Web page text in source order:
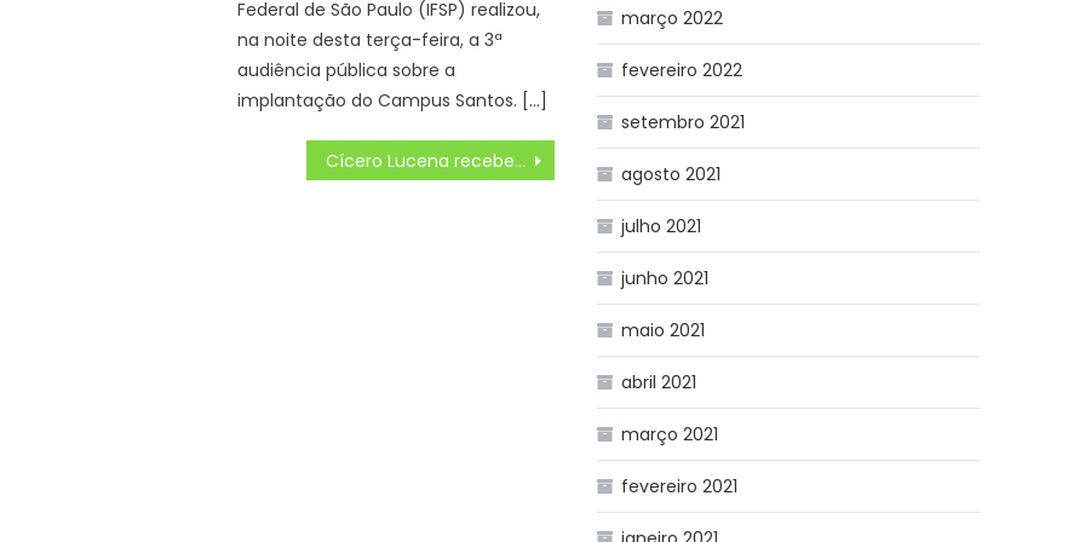
Federal de São Paulo (IFSP) realizou,
na noite desta terça-feira, a 3ª
audiência pública sobre a
implantação do Campus Santos. […]
Cícero Lucena recebe embaixador do Irã e projeta parcerias para promover avanços em João Pessoa
março 2022
fevereiro 2022
setembro 2021
agosto 2021
julho 2021
junho 2021
maio 2021
abril 2021
março 2021
fevereiro 2021